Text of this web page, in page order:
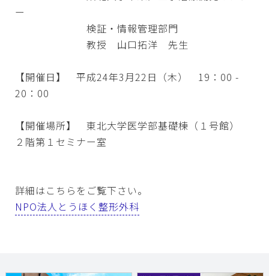
ー
検証・情報管理部門
教授 山口拓洋 先生
【開催日】 平成24年3月22日（木） 19：00 -
20：00
【開催場所】 東北大学医学部基礎棟（１号館）
２階第１セミナー室
詳細はこちらをご覧下さい。
NPO法人とうほく整形外科